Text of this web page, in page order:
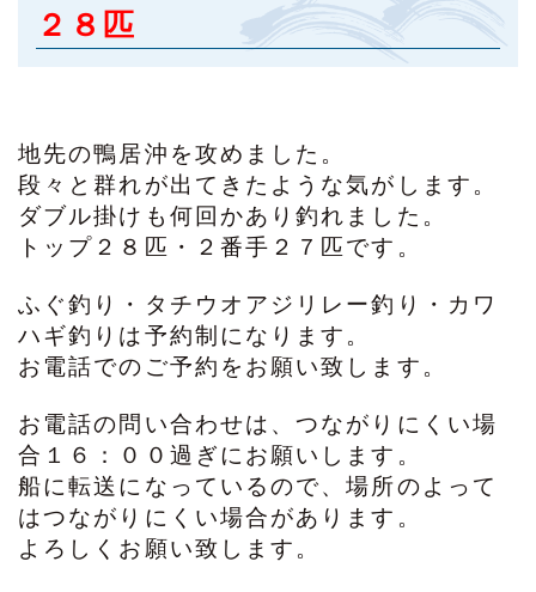
２８匹
地先の鴨居沖を攻めました。
段々と群れが出てきたような気がします。
ダブル掛けも何回かあり釣れました。
トップ２８匹・２番手２７匹です。
ふぐ釣り・タチウオアジリレー釣り・カワ
ハギ釣りは予約制になります。
お電話でのご予約をお願い致します。
お電話の問い合わせは、つながりにくい場
合１６：００過ぎにお願いします。
船に転送になっているので、場所のよって
はつながりにくい場合があります。
よろしくお願い致します。